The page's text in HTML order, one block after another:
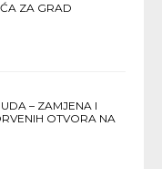
ZA GRAD
– ZAMJENA I
OTVORA NA